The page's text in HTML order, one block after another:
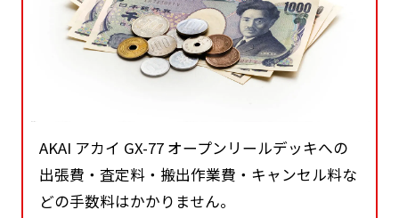
AKAI アカイ GX-77 オープンリールデッキへの
出張費・査定料・搬出作業費・キャンセル料な
どの手数料はかかりません。